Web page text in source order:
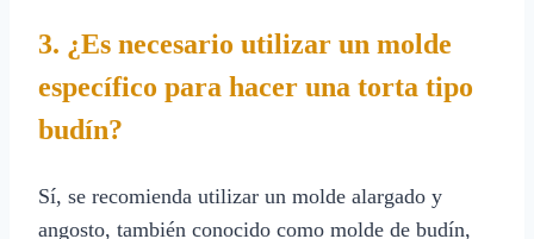
3. ¿Es necesario utilizar un molde
específico para hacer una torta tipo
budín?
Sí, se recomienda utilizar un molde alargado y
angosto, también conocido como molde de budín,